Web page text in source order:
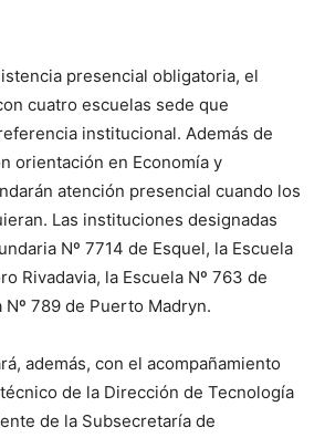
presencial obligatoria, el
cuatro escuelas sede que
institucional. Además de
orientación en Economía y
atención presencial cuando los
Las instituciones designadas
Nº 7714 de Esquel, la Escuela
Rivadavia, la Escuela Nº 763 de
789 de Puerto Madryn.
además, con el acompañamiento
de la Dirección de Tecnología
de la Subsecretaría de